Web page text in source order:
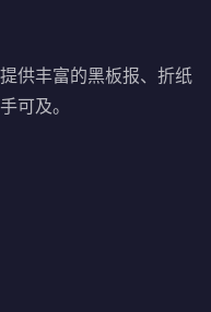
供丰富的黑板报、折纸
可及。